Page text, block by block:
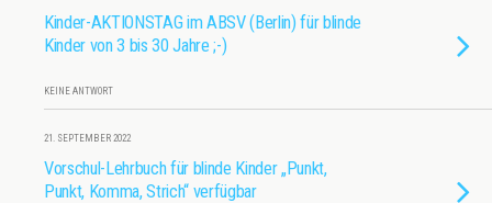
Kinder-AKTIONSTAG im ABSV (Berlin) für blinde
Kinder von 3 bis 30 Jahre ;-)
KEINE ANTWORT
21. SEPTEMBER 2022
Vorschul-Lehrbuch für blinde Kinder „Punkt,
Punkt, Komma, Strich“ verfügbar